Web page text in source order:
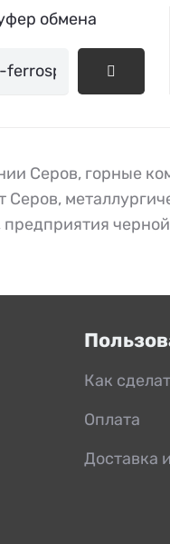
обмена
Серов, горные
Серов,
предприятия
Как
Оплата
Доставка